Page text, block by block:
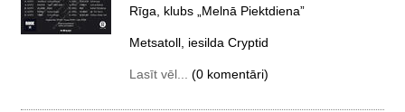
Rīga, klubs „Melnā Piektdiena”
Metsatoll, iesilda Cryptid
Lasīt vēl... (0 komentāri)